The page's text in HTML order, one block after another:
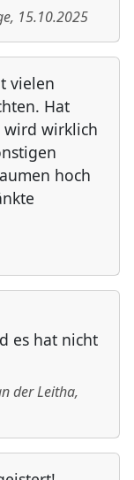
, 15.10.2025
vielen
Hat
wirklich
hoch
es hat nicht
der Leitha,